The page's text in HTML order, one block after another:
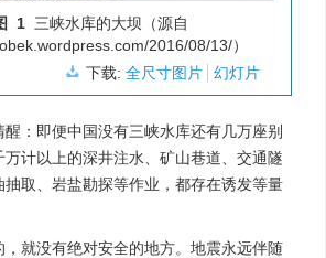
1 三峡水库的大坝（源自
2016/08/13/）
下载: 全尺寸图片 幻灯片
：即便中国没有三峡水库还有几万座别
万计以上的深井注水、矿山巷道、交通隧
取、岩盐勘探等作业，都存在诱发等量
，就没有绝对安全的地方。地震永远伴随